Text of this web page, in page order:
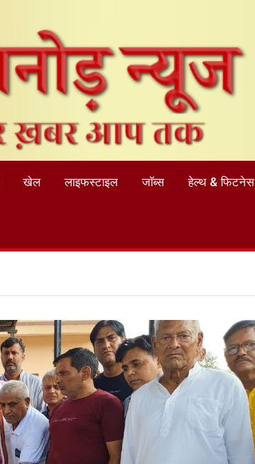
खेल लाइफस्टाइल जॉब्स हेल्थ & फिटनेस